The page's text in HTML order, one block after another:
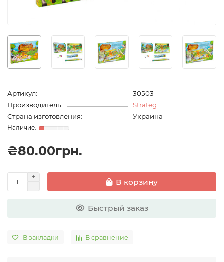
Артикул:
30503
Производитель:
Strateg
Страна изготовления:
Украина
₴80.00грн.
В корзину
Быстрый заказ
В закладки В сравнение